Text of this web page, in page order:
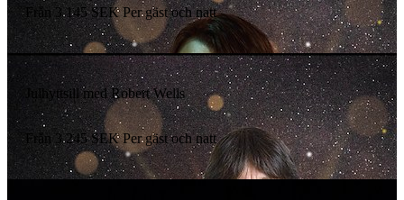
Från 3 145 SEK Per gäst och natt
Julhyttsill med Robert Wells
Från 3 245 SEK Per gäst och natt